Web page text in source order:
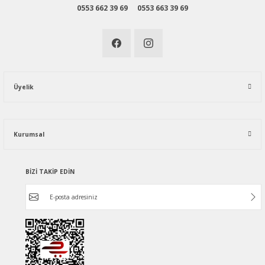
0553 662 39 69 0553 663 39 69
Üyelik
Kurumsal
BİZİ TAKİP EDİN